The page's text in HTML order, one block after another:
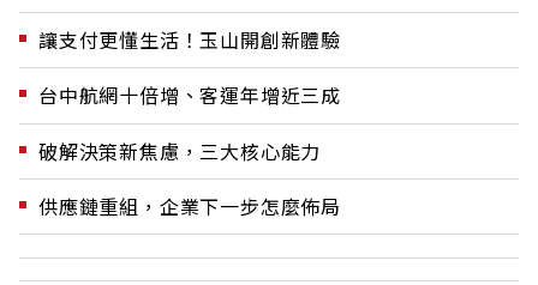
讓支付更懂生活！玉山開創新體驗
台中航網十倍增、客運年增近三成
破解決策新焦慮，三大核心能力
供應鏈重組，企業下一步怎麼佈局